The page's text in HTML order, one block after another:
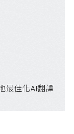
最佳化AI翻譯